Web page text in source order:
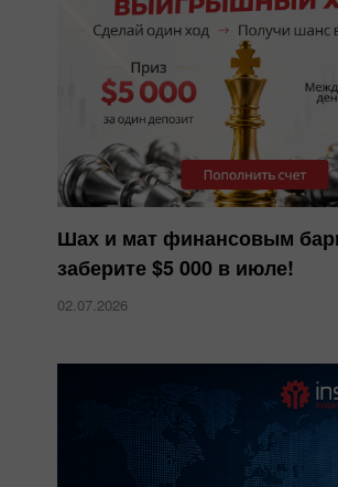
Шах и мат финансовым
заберите $5 000 в июле!
02.07.2026